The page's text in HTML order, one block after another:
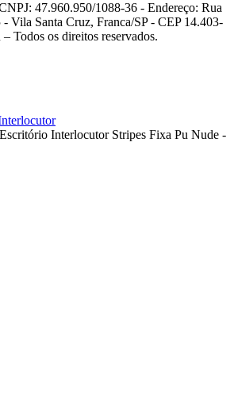
47.960.950/1088-36 - Endereço: Rua
Vila Santa Cruz, Franca/SP - CEP 14.403-
Todos os direitos reservados.
Interlocutor Stripes Fixa Pu Nude -